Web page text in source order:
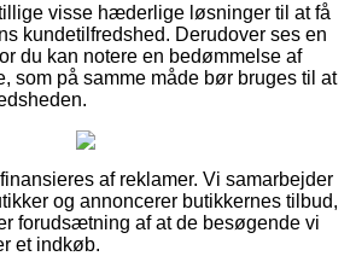
visse hæderlige løsninger til at få
kundetilfredshed. Derudover ses en
du kan notere en bedømmelse af
som på samme måde bør bruges til at
af reklamer. Vi samarbejder
og annoncerer butikkernes tilbud,
forudsætning af at de besøgende vi
et indkøb.